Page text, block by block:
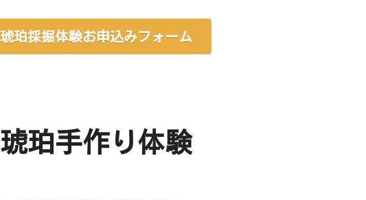
琥珀採掘体験お申込みフォーム
琥珀手作り体験